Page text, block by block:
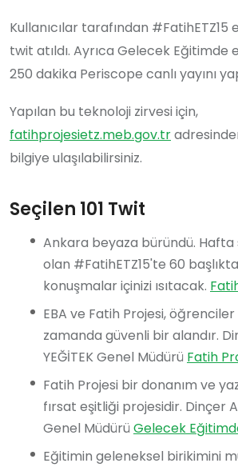
Kullanıcılar tarafından
twit atıldı. Ayrıca Gelecek Eğitimde
250 dakika Periscope canlı yayını
Yapılan bu teknoloji zirvesi için,
fatihprojesietz.meb.gov.tr
bilgiye ulaşılabilirsiniz.
Seçilen 101 Twit
Ankara beyaza büründü. Hafta
olan #FatihETZ15'te 60
konuşmalar içinizi ısıtacak.
EBA ve Fatih Projesi, öğrenciler
zamanda güvenli bir alandır.
YEĞİTEK Genel Müdürü Fatih
Fatih Projesi bir donanım ve
fırsat eşitliği projesidir. Dinçer
Genel Müdürü Gelecek
Eğitimin geleneksel birikimini